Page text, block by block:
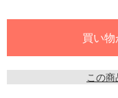
この